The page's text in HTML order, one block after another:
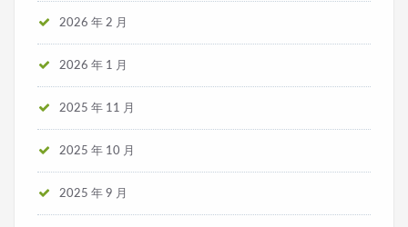
2026 年 2 月
2026 年 1 月
2025 年 11 月
2025 年 10 月
2025 年 9 月